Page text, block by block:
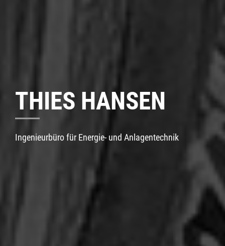
THIES HANSEN
Ingenieurbüro für Energie- und Anlagentechnik